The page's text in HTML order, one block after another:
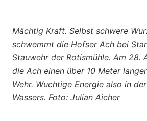
Mächtig Kraft. Selbst schwere
schwemmt die Hofser Ach bei
Stauwehr der Rotismühle. Am 28.
die Ach einen über 10 Meter
Wehr. Wuchtige Energie also in
Wassers. Foto: Julian Aicher